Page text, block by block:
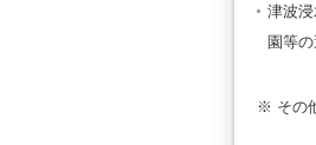
津波
園等
※ その